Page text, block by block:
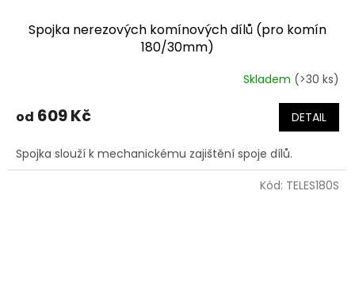
Spojka nerezových komínových dílů (pro komín
180/30mm)
Skladem (>30 ks)
od 609 Kč DETAIL
Spojka slouží k mechanickému zajištění spoje dílů.
Kód: TELES180S